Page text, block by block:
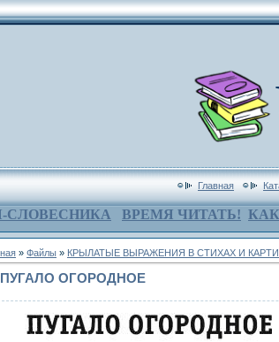
Главная
СЛОВЕСНИКА ВРЕМЯ ЧИТАТЬ!
» Файлы » КРЫЛАТЫЕ ВЫРАЖЕНИЯ В СТИХАХ И
ПУГАЛО ОГОРОДНОЕ